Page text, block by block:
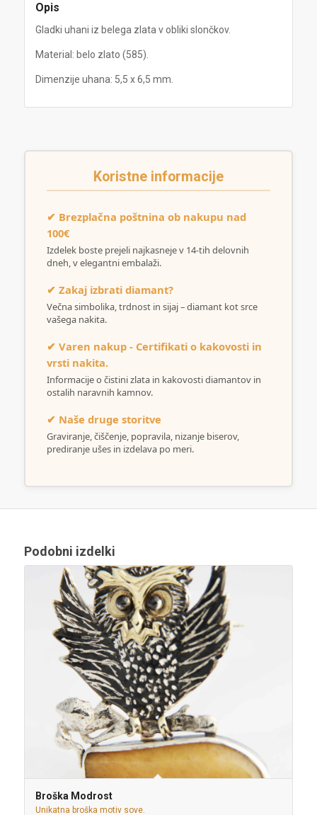
Opis
Gladki uhani iz belega zlata v obliki slončkov.
Material: belo zlato (585).
Dimenzije uhana: 5,5 x 6,5 mm.
Koristne informacije
✔ Brezplačna poštnina ob nakupu nad
100€
Izdelek boste prejeli najkasneje v 14-tih delovnih
dneh, v elegantni embalaži.
✔ Zakaj izbrati diamant?
Večna simbolika, trdnost in sijaj – diamant kot srce
vašega nakita.
✔ Varen nakup - Certifikati o kakovosti in
vrsti nakita.
Informacije o čistini zlata in kakovosti diamantov in
ostalih naravnih kamnov.
✔ Naše druge storitve
Graviranje, čiščenje, popravila, nizanje biserov,
prediranje ušes in izdelava po meri.
Podobni izdelki
Broška Modrost
Unikatna broška motiv sove.